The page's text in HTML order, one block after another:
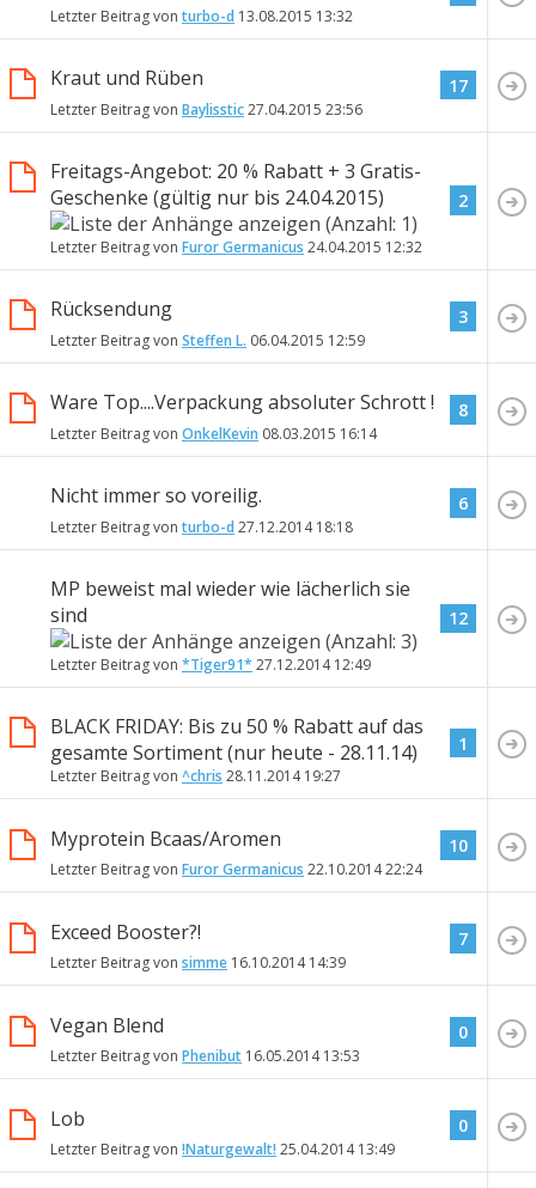
Letzter Beitrag von turbo-d 13.08.2015 13:32
Kraut und Rüben
Letzter Beitrag von Baylisstic27.04.2015 23:56
17
Freitags-Angebot: 20 % Rabatt + 3 Gratis-
Geschenke (gültig nur bis 24.04.2015)
Letzter Beitrag von Furor Germanicus 24.04.2015 12:32
2
Rücksendung
Letzter Beitrag von Steffen L. 06.04.2015 12:59
3
Ware Top....Verpackung absoluter Schrott !
Letzter Beitrag von OnkelKevin 08.03.2015 16:14
8
Nicht immer so voreilig.
Letzter Beitrag von turbo-d 27.12.201418:18
6
MP beweist mal wieder wie lächerlich sie
sind
Letzter Beitrag von *Tiger91* 27.12.201412:49
12
BLACK FRIDAY: Bis zu 50 % Rabatt auf das
gesamte Sortiment (nur heute - 28.11.14)
Letzter Beitrag von ^chris 28.11.201419:27
1
Myprotein Bcaas/Aromen
Letzter Beitrag von Furor Germanicus 22.10.201422:24
10
Exceed Booster?!
Letzter Beitrag von simme 16.10.201414:39
7
Vegan Blend
Letzter Beitrag von Phenibut 16.05.201413:53
0
Lob
Letzter Beitrag von !Naturgewalt!25.04.201413:49
0